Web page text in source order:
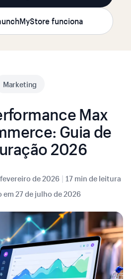
funciona
Marketing
Max
Guia de
2026
de 2026 | 17 min de leitura
em 27 de julho de 2026